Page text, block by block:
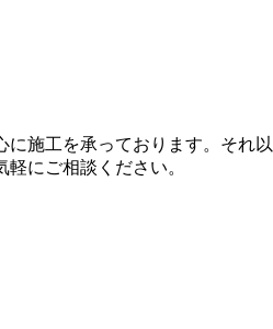
に施工を承っております。それ以
にご相談ください。